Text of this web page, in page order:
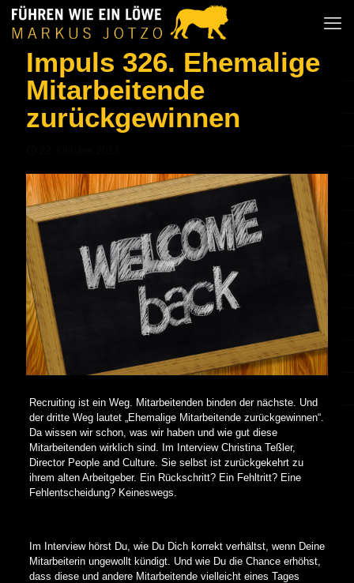
Impuls 326. Ehemalige
Mitarbeitende
zurückgewinnen
Recruiting ist ein Weg. Mitarbeitenden binden der nächste. Und
der dritte Weg lautet „Ehemalige Mitarbeitende zurückgewinnen“.
Da wissen wir schon, was wir haben und wie gut diese
Mitarbeitenden wirklich sind. Im Interview Christina Teßler,
Director People and Culture. Sie selbst ist zurückgekehrt zu
ihrem alten Arbeitgeber. Ein Rückschritt? Ein Fehltritt? Eine
Fehlentscheidung? Keineswegs.
Im Interview hörst Du, wie Du Dich korrekt verhältst, wenn Deine
Mitarbeiterin ungewollt kündigt. Und wie Du die Chance erhöhst,
dass diese und andere Mitarbeitende vielleicht eines Tages